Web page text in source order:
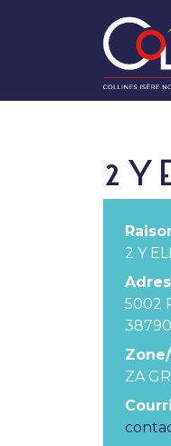
2 Y
2 Y
5002
ZA